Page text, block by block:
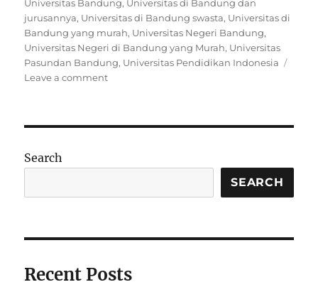
Universitas Bandung, Universitas di Bandung dan
jurusannya, Universitas di Bandung swasta, Universitas di
Bandung yang murah, Universitas Negeri Bandung,
Universitas Negeri di Bandung yang Murah, Universitas
Pasundan Bandung, Universitas Pendidikan Indonesia
Leave a commenton
Kampus
Berkualitas
Search
SEARCH
Recent Posts